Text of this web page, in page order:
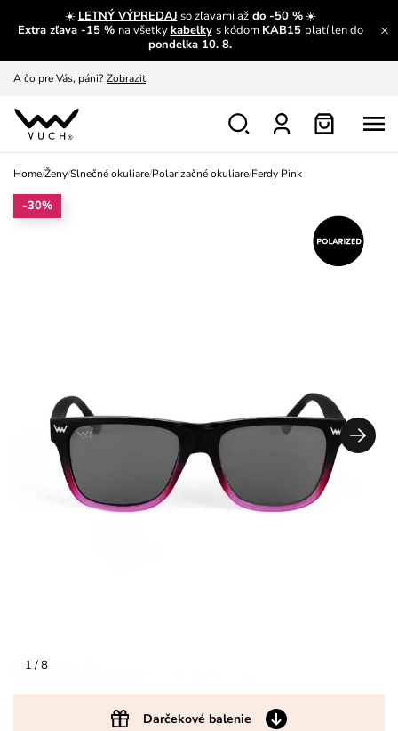
☀️ LETNÝ VÝPREDAJ so zľavami aždo -50 %☀️
Extra zľava -15 % na všetkykabelky s kódom KAB15 platí len do
pondelka 10. 8.
A čo sa inde nedozvieš? Prečítať viac
S čím chybu neurobíš? Pozri
Nech sa inšpirovať
Výmena a vrátenie zadarmo Zobraziť
Home/Ženy/Slnečné okuliare/Polarizačné okuliare/Ferdy Pink
1/ 8
Darčekové balenie
-30%